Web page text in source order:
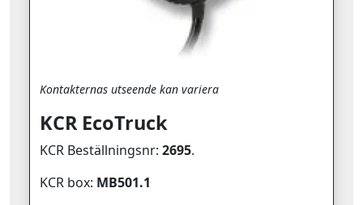
Kontakternas utseende kan variera
KCR EcoTruck
KCR Beställningsnr: 2695.
KCR box: MB501.1